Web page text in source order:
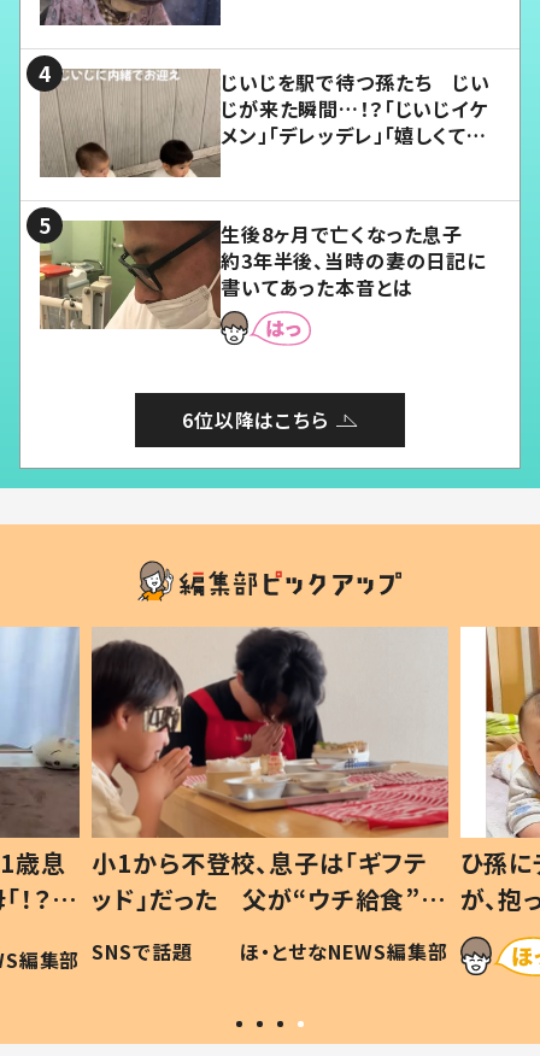
じいじを駅で待つ孫たち じい
じが来た瞬間…！？「じいじイケ
メン」「デレッデレ」「嬉しくて可
生後8ヶ月で亡くなった息子
約3年半後、当時の妻の日記に
書いてあった本音とは
6位以降はこちら
歳息
？」
編集部
小1から不登校、息子は「ギフテ
ッド」だった 父が“ウチ給食”を
作り続ける理由とは #令和の親
#令和の子
SNSで話題 ほ・とせなNEWS編集部
ひ孫
が、
「涙が
い」